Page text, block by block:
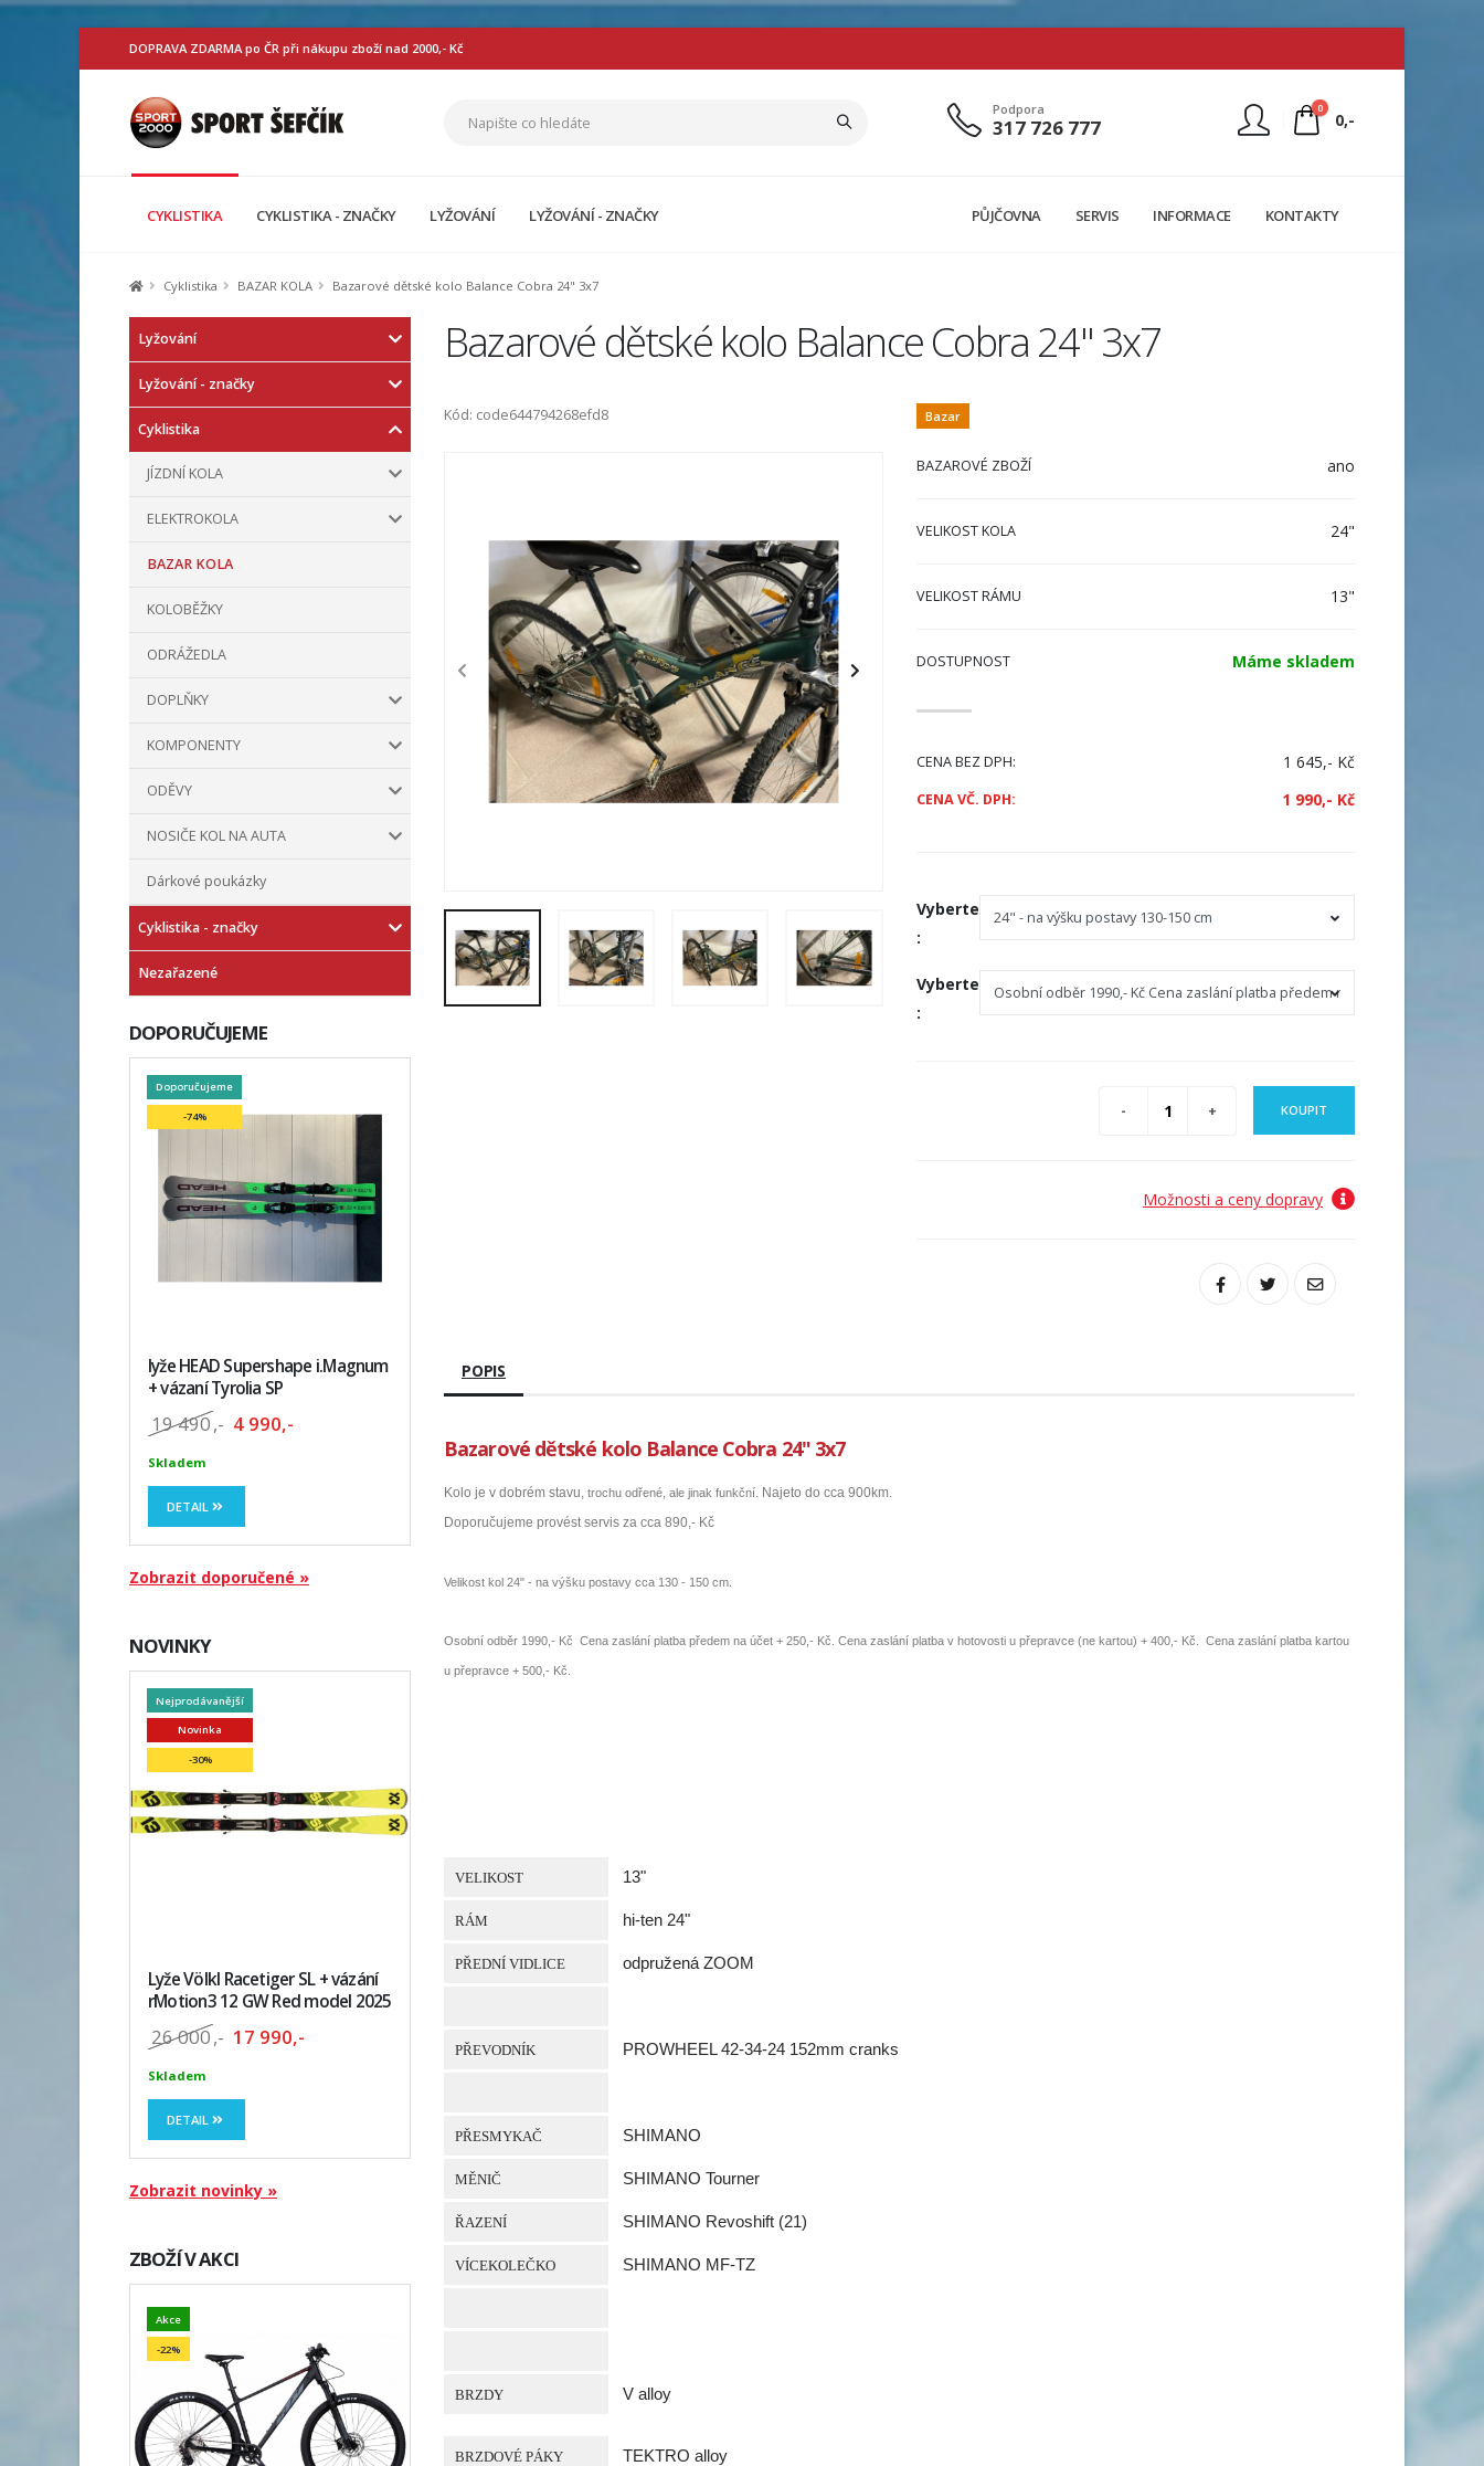
DOPRAVA ZDARMA po ČR při nákupu zboží nad 2000,- Kč
Podpora
317 726 777
0
0,-
Přihlásit
CYKLISTIKA CYKLISTIKA - ZNAČKY LYŽOVÁNÍ LYŽOVÁNÍ - ZNAČKY PŮJČOVNA SERVIS INFORMACE KONTAKTY
Cyklistika BAZAR KOLA Bazarové dětské kolo Balance Cobra 24" 3x7
Lyžování
Lyžování - značky
Cyklistika
JÍZDNÍ KOLA
ELEKTROKOLA
BAZAR KOLA
KOLOBĚŽKY
ODRÁŽEDLA
DOPLŇKY
KOMPONENTY
ODĚVY
NOSIČE KOL NA AUTA
Dárkové poukázky
Cyklistika - značky
Nezařazené
DOPORUČUJEME
Doporučujeme
-74%
lyže HEAD Supershape i.Magnum
+ vázaní Tyrolia SP
19 490,- 4 990,-
Skladem
DETAIL
Zobrazit doporučené »
NOVINKY
Nejprodávanější
Novinka
-30%
Lyže Völkl Racetiger SL + vázání
rMotion3 12 GW Red model 2025
26 000,- 17 990,-
Skladem
DETAIL
Zobrazit novinky »
ZBOŽÍ V AKCI
Akce
-22%
Bazarové dětské kolo Balance Cobra 24" 3x7
Kód: code644794268efd8 Bazar
BAZAROVÉ ZBOŽÍ ano
VELIKOST KOLA 24"
VELIKOST RÁMU 13"
DOSTUPNOST Máme skladem
CENA BEZ DPH: 1 645,- Kč
CENA VČ. DPH: 1 990,- Kč
Vyberte
:
Vyberte
:
KOUPIT
Možnosti a ceny dopravy
POPIS
Bazarové dětské kolo Balance Cobra 24" 3x7
Kolo je v dobrém stavu, trochu odřené, ale jinak funkční. Najeto do cca 900km.
Doporučujeme provést servis za cca 890,- Kč
Velikost kol 24" - na výšku postavy cca 130 - 150 cm.
Osobní odběr 1990,- Kč Cena zaslání platba předem na účet + 250,- Kč. Cena zaslání platba v hotovosti u přepravce (ne kartou) + 400,- Kč. Cena zaslání platba kartou
u přepravce + 500,- Kč.
VELIKOST 13"
RÁM hi-ten 24"
PŘEDNÍ VIDLICE odpružená ZOOM
PŘEVODNÍK PROWHEEL 42-34-24 152mm cranks
PŘESMYKAČ SHIMANO
MĚNIČ SHIMANO Tourner
ŘAZENÍ SHIMANO Revoshift (21)
VÍCEKOLEČKO SHIMANO MF-TZ
BRZDY V alloy
BRZDOVÉ PÁKY TEKTRO alloy